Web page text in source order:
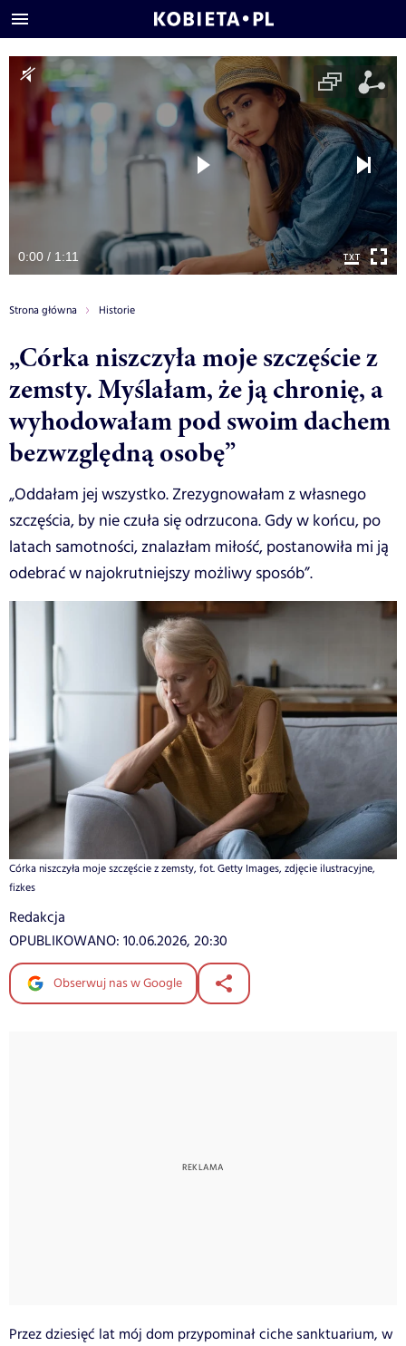
0:00 / 1:11
Strona główna Historie
„Córka niszczyła moje szczęście z
zemsty. Myślałam, że ją chronię, a
wyhodowałam pod swoim dachem
bezwzględną osobę”
„Oddałam jej wszystko. Zrezygnowałam z własnego
szczęścia, by nie czuła się odrzucona. Gdy w końcu, po
latach samotności, znalazłam miłość, postanowiła mi ją
odebrać w najokrutniejszy możliwy sposób”.
Córka niszczyła moje szczęście z zemsty, fot. Getty Images, zdjęcie ilustracyjne,
fizkes
Redakcja
OPUBLIKOWANO: 10.06.2026, 20:30
Obserwuj nas w Google
Przez dziesięć lat mój dom przypominał ciche sanktuarium, w